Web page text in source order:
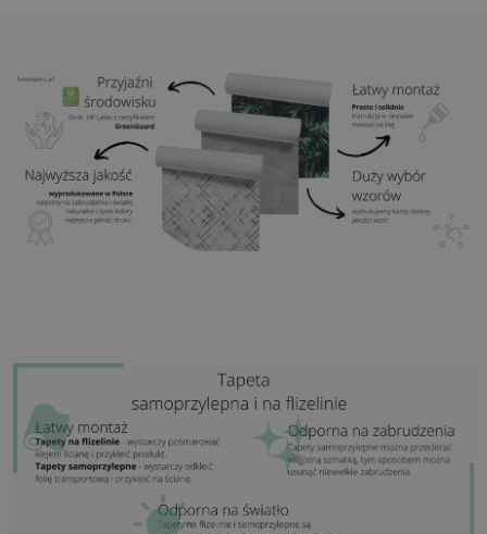
Klej:Niepotrzebny
Zastosowanie:Salon, sypialnia, pomieszczenia
biurowe, przedpokój i wiele innych